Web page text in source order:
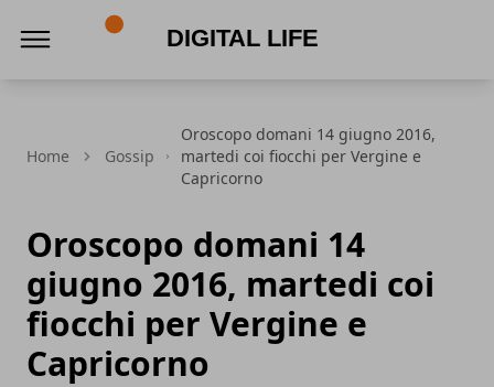
Home Gossip
Oroscopo domani 14 giugno 2016,
martedi coi fiocchi per Vergine e
Capricorno
Oroscopo domani 14
giugno 2016, martedi coi
fiocchi per Vergine e
Capricorno